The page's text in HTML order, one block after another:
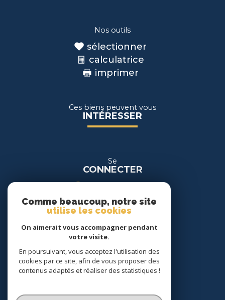
Nos outils
sélectionner
calculatrice
imprimer
Ces biens peuvent vous
INTÉRESSER
Se
CONNECTER
espace location
Nous
SUIVRE
Comme beaucoup, notre site
utilise les cookies
On aimerait vous accompagner pendant
votre visite.
En poursuivant, vous acceptez l'utilisation des
cookies par ce site, afin de vous proposer des
contenus adaptés et réaliser des statistiques !